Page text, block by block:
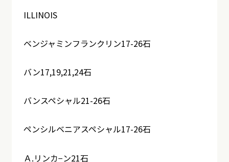
ILLINOIS
ベンジャミンフランクリン17-26石
バン17,19,21,24石
バンスペシャル21-26石
ペンシルベニアスペシャル17-26石
Ａ.リンカ−ン21石